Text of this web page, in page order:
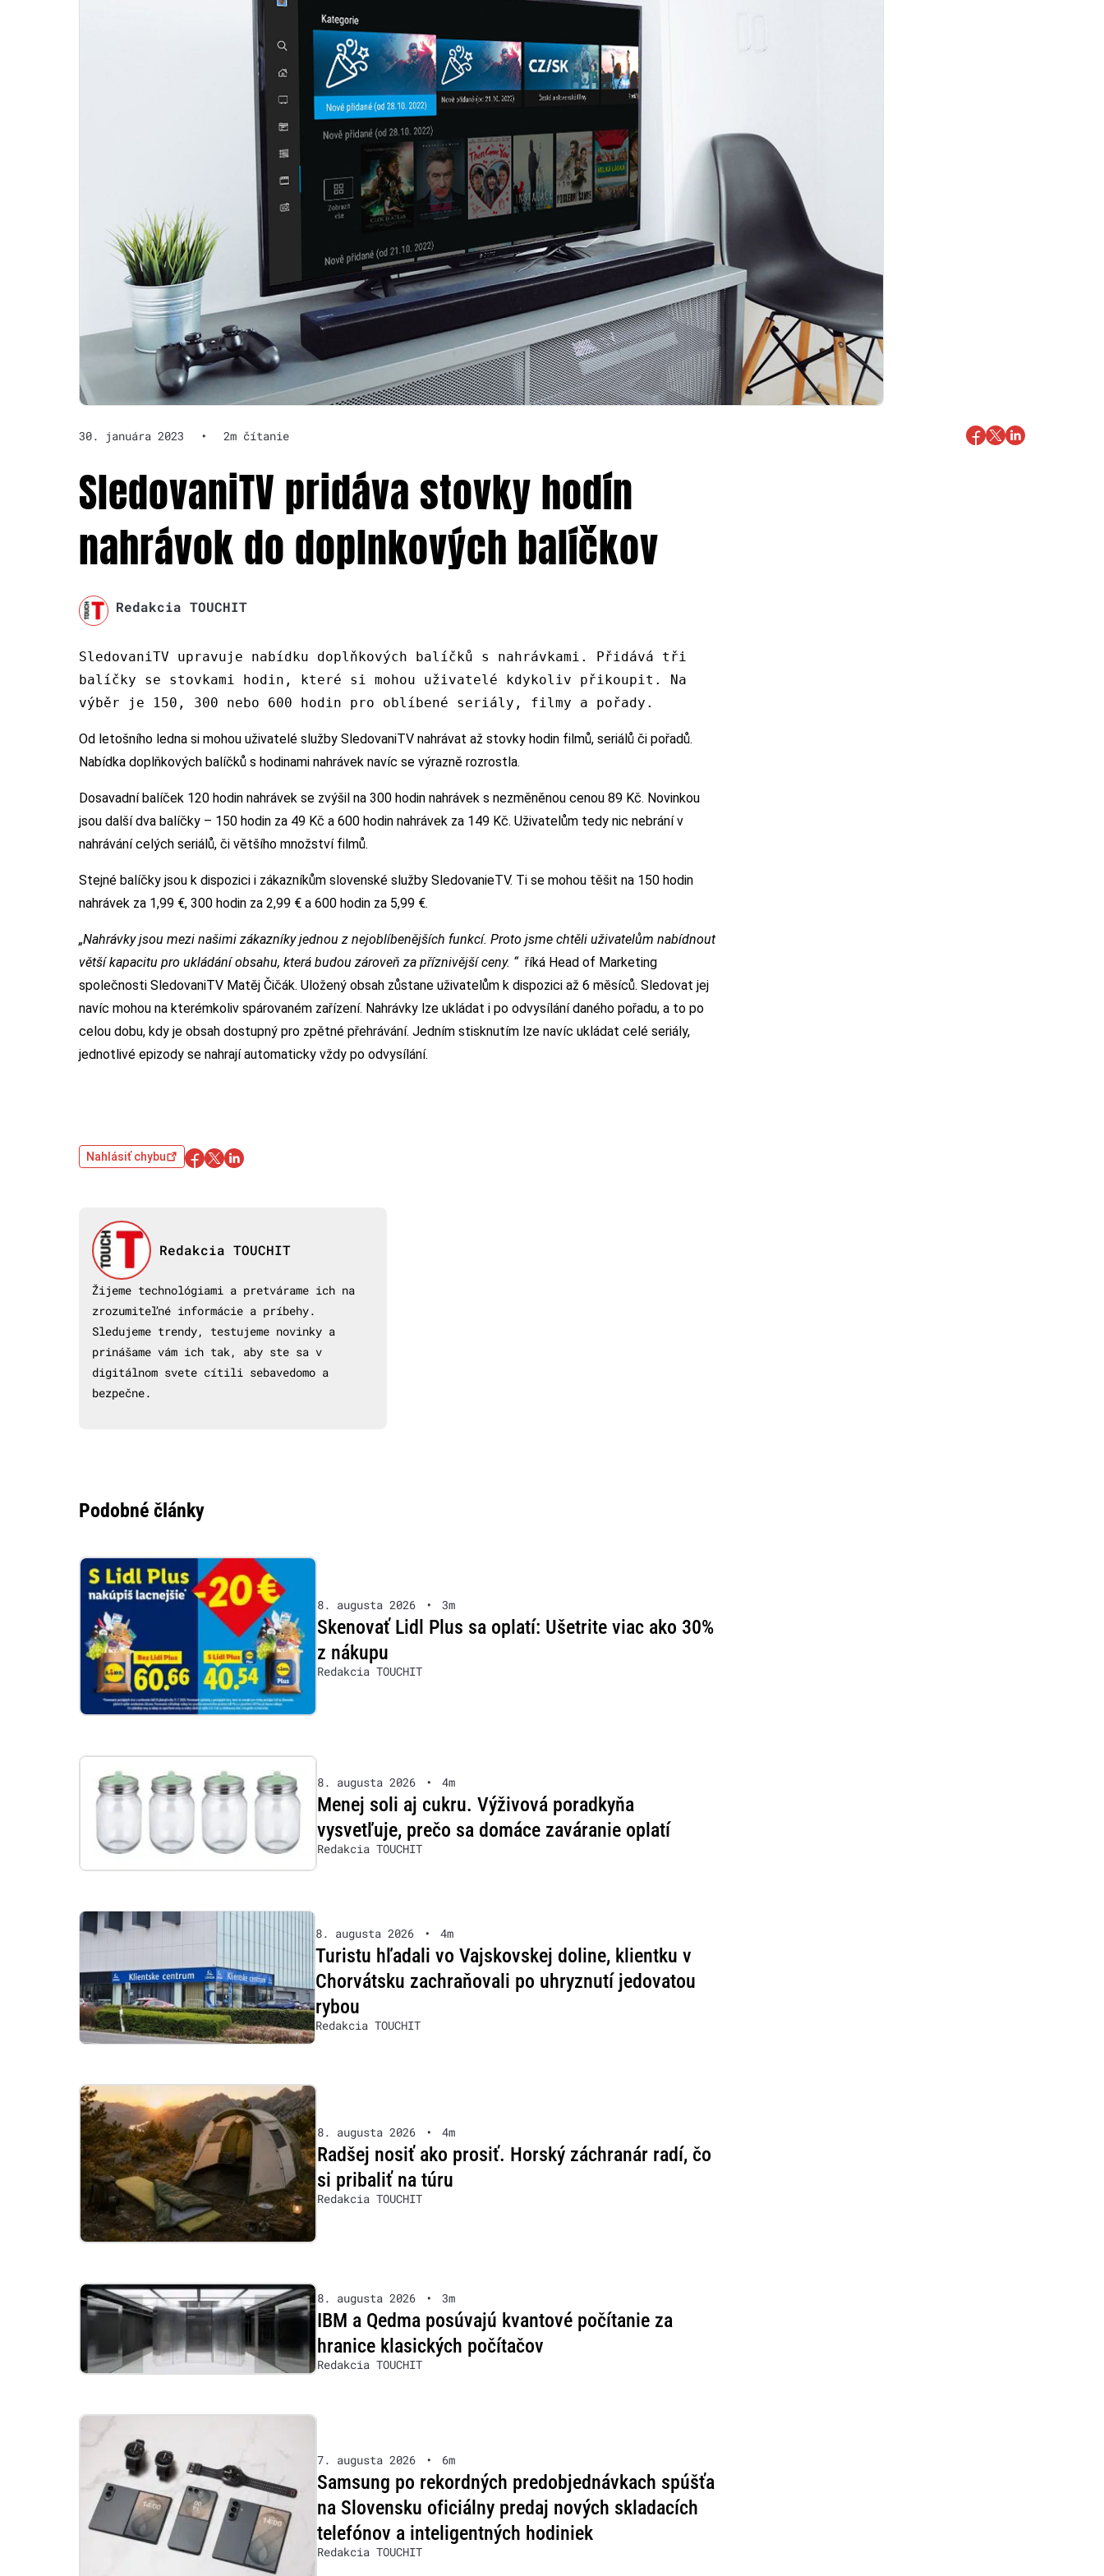
30. januára 2023 • 2m čítanie
SledovaniTV pridáva stovky hodín
nahrávok do doplnkových balíčkov
Redakcia TOUCHIT
SledovaniTV upravuje nabídku doplňkových balíčků s nahrávkami. Přidává tři
balíčky se stovkami hodin, které si mohou uživatelé kdykoliv přikoupit. Na
výběr je 150, 300 nebo 600 hodin pro oblíbené seriály, filmy a pořady.
Od letošního ledna si mohou uživatelé služby SledovaniTV nahrávat až stovky hodin filmů, seriálů či pořadů.
Nabídka doplňkových balíčků s hodinami nahrávek navíc se výrazně rozrostla.
Dosavadní balíček 120 hodin nahrávek se zvýšil na 300 hodin nahrávek s nezměněnou cenou 89 Kč. Novinkou
jsou další dva balíčky – 150 hodin za 49 Kč a 600 hodin nahrávek za 149 Kč. Uživatelům tedy nic nebrání v
nahrávání celých seriálů, či většího množství filmů.
Stejné balíčky jsou k dispozici i zákazníkům slovenské služby SledovanieTV. Ti se mohou těšit na 150 hodin
nahrávek za 1,99 €, 300 hodin za 2,99 € a 600 hodin za 5,99 €.
„Nahrávky jsou mezi našimi zákazníky jednou z nejoblíbenějších funkcí. Proto jsme chtěli uživatelům nabídnout
větší kapacitu pro ukládání obsahu, která budou zároveň za příznivější ceny. “ říká Head of Marketing
společnosti SledovaniTV Matěj Čičák. Uložený obsah zůstane uživatelům k dispozici až 6 měsíců. Sledovat jej
navíc mohou na kterémkoliv spárovaném zařízení. Nahrávky lze ukládat i po odvysílání daného pořadu, a to po
celou dobu, kdy je obsah dostupný pro zpětné přehrávání. Jedním stisknutím lze navíc ukládat celé seriály,
jednotlivé epizody se nahrají automaticky vždy po odvysílání.
Nahlásiť chybu
Redakcia TOUCHIT
Žijeme technológiami a pretvárame ich na
zrozumiteľné informácie a príbehy.
Sledujeme trendy, testujeme novinky a
prinášame vám ich tak, aby ste sa v
digitálnom svete cítili sebavedomo a
bezpečne.
Podobné články
8. augusta 2026 • 3m
Skenovať Lidl Plus sa oplatí: Ušetrite viac ako 30%
z nákupu
Redakcia TOUCHIT
8. augusta 2026 • 4m
Menej soli aj cukru. Výživová poradkyňa
vysvetľuje, prečo sa domáce zaváranie oplatí
Redakcia TOUCHIT
8. augusta 2026 • 4m
Turistu hľadali vo Vajskovskej doline, klientku v
Chorvátsku zachraňovali po uhryznutí jedovatou
rybou
Redakcia TOUCHIT
8. augusta 2026 • 4m
Radšej nosiť ako prosiť. Horský záchranár radí, čo
si pribaliť na túru
Redakcia TOUCHIT
8. augusta 2026 • 3m
IBM a Qedma posúvajú kvantové počítanie za
hranice klasických počítačov
Redakcia TOUCHIT
7. augusta 2026 • 6m
Samsung po rekordných predobjednávkach spúšťa
na Slovensku oficiálny predaj nových skladacích
telefónov a inteligentných hodiniek
Redakcia TOUCHIT